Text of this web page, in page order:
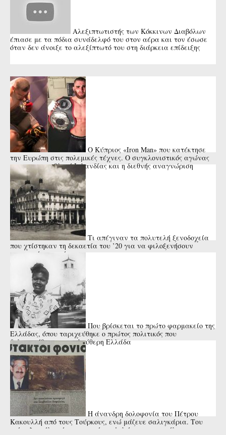
Αλεξιπτωτιστής των Κόκκινων Διαβόλων
έπιασε με τα πόδια συνάδελφό του στον αέρα και τον έσωσε
όταν δεν άνοιξε το αλεξίπτωτό του στη διάρκεια επίδειξης
Ο Κύπριος «Iron Man» που κατέκτησε
την Ευρώπη στις πολεμικές τέχνες. Ο συγκλονιστικός αγώνας
με τον πρωταθλητή Ιρλανδίας και η διεθνής αναγνώριση
(Βίντεο)
Τι απέγιναν τα πολυτελή ξενοδοχεία
που χτίστηκαν τη δεκαετία του ’20 για να φιλοξενήσουν
επιφανείς επισκέπτες
Που βρίσκεται το πρώτο φαρμακείο της
Ελλάδας, όπου ταριχεύθηκε ο πρώτος πολιτικός που
δολοφονήθηκε στην ελεύθερη Ελλάδα
Η άνανδρη δολοφονία του Πέτρου
Κακουλλή από τους Τούρκους, ενώ μάζευε σαλιγκάρια. Του
φώναξαν άλτ,σήκωσε τα χέρια ψηλά και τον εκτέλεσαν εν